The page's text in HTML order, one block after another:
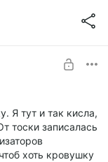
стареющая
Я тут и так кисла,
тоски записалась
хоть кровушку